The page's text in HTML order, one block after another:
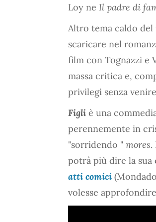
Loy ne Il padre di
Altro tema caldo
scaricare nel
film con Tognazzi e
massa critica e,
privilegi senza
Figli è una
perennemente in
"sorridendo " mores.
potrà più dire la
atti comici
volesse